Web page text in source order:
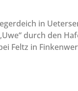
in
durch den
Feltz in